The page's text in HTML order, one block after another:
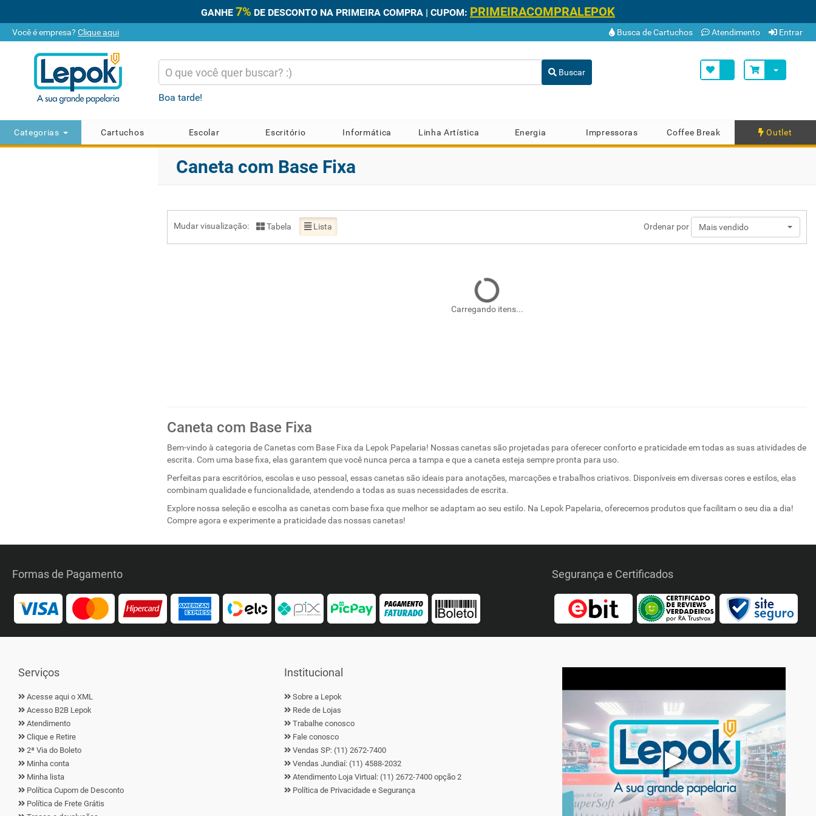
GANHE 7% DE DESCONTO NA PRIMEIRA COMPRA | CUPOM: PRIMEIRACOMPRALEPOK
Você é empresa? Clique aqui Busca de Cartuchos Atendimento Entrar
Buscar
Boa tarde!
Categorias Cartuchos Escolar Escritório Informática Linha Artística Energia Impressoras Coffee Break Outlet
Caneta com Base Fixa
Mudar visualização: Tabela Lista Ordenar por Mais vendido
Carregando itens...
Caneta com Base Fixa
Bem-vindo à categoria de Canetas com Base Fixa da Lepok Papelaria! Nossas canetas são projetadas para oferecer conforto e praticidade em todas as suas atividades de
escrita. Com uma base fixa, elas garantem que você nunca perca a tampa e que a caneta esteja sempre pronta para uso.
Perfeitas para escritórios, escolas e uso pessoal, essas canetas são ideais para anotações, marcações e trabalhos criativos. Disponíveis em diversas cores e estilos, elas
combinam qualidade e funcionalidade, atendendo a todas as suas necessidades de escrita.
Explore nossa seleção e escolha as canetas com base fixa que melhor se adaptam ao seu estilo. Na Lepok Papelaria, oferecemos produtos que facilitam o seu dia a dia!
Compre agora e experimente a praticidade das nossas canetas!
Formas de Pagamento Segurança e Certificados
Serviços
Acesse aqui o XML
Acesso B2B Lepok
Atendimento
Clique e Retire
2ª Via do Boleto
Minha conta
Minha lista
Política Cupom de Desconto
Política de Frete Grátis
Institucional
Sobre a Lepok
Rede de Lojas
Trabalhe conosco
Fale conosco
Vendas SP: (11) 2672-7400
Vendas Jundiaí: (11) 4588-2032
Atendimento Loja Virtual: (11) 2672-7400 opção 2
Política de Privacidade e Segurança
▶